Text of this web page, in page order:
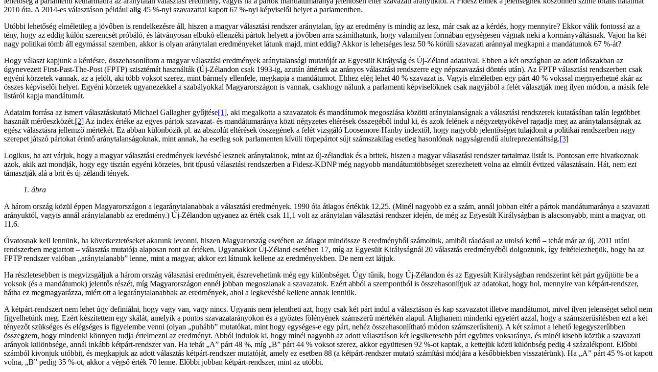
2010 óta. A 2014-es választáson például alig 45 %-nyi szavazattal kapott 67 %-nyi képviselői helyet a parlamentben.
Utóbbi lehetőség elméletileg a jövőben is rendelkezésre áll, hiszen a magyar választási rendszer aránytalan, így az eredmény is mindig az lesz, már csak az a kérdés, hogy mennyire? Ekkor válik fontossá az a
tény, hogy az eddig külön szerencsét próbáló, és látványosan elbukó ellenzéki pártok helyett a jövőben arra számíthatunk, hogy valamilyen formában egységesen vágnak neki a kormányváltásnak. Vajon ha két
nagy politikai tömb áll egymással szemben, akkor is olyan aránytalan eredményeket látunk majd, mint eddig? Akkor is lehetséges lesz 50 % körüli szavazati aránnyal megkapni a mandátumok 67 %-át?
Hogy választ kapjunk a kérdésre, összehasonlítom a magyar választási eredmények aránytalansági mutatóját az Egyesült Királyság és Új-Zéland adataival. Ebben a két országban az adott időszakban az
úgynevezett First-Past-The-Post (FPTP) szisztémát használták (Új-Zélandon csak 1993-ig, azután áttértek az arányos választási rendszerre egy népszavazási döntés után). Az FPTP választási rendszerben csak
egyéni körzetek vannak, az a jelölt, aki több voksot szerez, mint bármely ellenfele, megkapja a mandátumot. Ehhez elég lehet 40 % szavazat is. Vagyis elméletben egy párt 40 % vokssal megnyerhetné akár az
összes képviselői helyet. Egyéni körzetek ugyanezekkel a szabályokkal Magyarországon is vannak, csakhogy nálunk a parlamenti képviselőknek csak nagyjából a felét választják meg ilyen módon, a másik fele
listáról kapja mandátumát.
Adataim forrása az ismert választáskutató Michael Gallagher gyűjtése[1], aki megalkotta a szavazatok és mandátumok megoszlása közötti aránytalanságnak a választási rendszerek kutatásában talán legtöbbet
használt mérőeszközét.[2] Az index értéke az egyes pártok szavazat- és mandátumaránya közti négyzetes eltérések összegéből indul ki, és azok felének a négyzetgyökével ragadja meg az aránytalanságnak az
egész választásra jellemző mértékét. Ez abban különbözik pl. az abszolút eltérések összegének a felét vizsgáló Loosemore-Hanby indextől, hogy nagyobb jelentőséget tulajdonít a politikai rendszerben nagy
szerepet játszó pártokat érintő aránytalanságoknak, mint annak, ha esetleg sok parlamenten kívüli törpepártot sújt számszakilag esetleg hasonlónak nagyságrendű alulreprezentáltság.[3]
Logikus, ha azt várjuk, hogy a magyar választási eredmények kevésbé lesznek aránytalanok, mint az új-zélandiak és a britek, hiszen a magyar választási rendszer tartalmaz listát is. Pontosan erre hivatkoznak
azok, akik azt mondják, hogy egy tisztán egyéni körzetes, brit típusú választási rendszerben a Fidesz-KDNP még nagyobb mandátumtöbbséget szerezhetett volna az elmúlt évtized választásain. Hát, nem ezt
támasztják alá a brit és új-zélandi tények.
1. ábra
A három ország közül éppen Magyarországon a legaránytalanabbak a választási eredmények. 1990 óta átlagos értékük 12,25. (Minél nagyobb ez a szám, annál jobban eltér a pártok mandátumaránya a szavazati
arányuktól, vagyis annál aránytalanabb az eredmény.) Új-Zélandon ugyanez az érték csak 11,1 volt az aránytalan választási rendszer idején, de még az Egyesült Királyságban is alacsonyabb, mint a magyar, ott
11,6.
Óvatosnak kell lennünk, ha következtetéseket akarunk levonni, hiszen Magyarország esetében az átlagot mindössze 8 eredményből számoltuk, amiből ráadásul az utolsó kettő – tehát már az új, 2011 utáni
rendszerben megtartott – választás mutatója alaposan ront az értéken. Ugyanakkor Új-Zéland esetében 17, míg az Egyesült Királyságnál 20 választás eredményéből dolgoztunk, így feltételezhetjük, hogy ha az
FPTP rendszer valóban „aránytalanabb” lenne, mint a magyar, akkor ezt látnunk kellene az eredményekben. De nem ezt látjuk.
Ha részletesebben is megvizsgáljuk a három ország választási eredményeit, észrevehetünk még egy különbséget. Úgy tűnik, hogy Új-Zélandon és az Egyesült Királyságban rendszerint két párt gyűjtötte be a
voksok (és a mandátumok) jelentős részét, míg Magyarországon ennél jobban megoszlanak a szavazatok. Ezért abból a szempontból is összehasonlítjuk az adatokat, hogy hol, mennyire van kétpárt-rendszer,
hátha ez megmagyarázza, miért ott a legaránytalanabbak az eredmények, ahol a legkevésbé kellene annak lenniük.
A kétpárt-rendszert nem lehet úgy definiálni, hogy vagy van, vagy nincs. Ugyanis nem jelentheti azt, hogy csak két párt indul a választáson és kap szavazatot illetve mandátumot, mivel ilyen jelenséget sehol nem
figyelhetünk meg. Ezért készítettem egy skálát, amelyik a pontos szavazatarányokon és a győztes fölényének számszerű mértékén alapul. Alighanem mindenki egyetért azzal, hogy a számszerűsítésben ezt a két
tényezőt szükséges és elégséges is figyelembe venni (olyan „puhább” mutatókat, mint hogy egységes-e egy párt, nehéz összehasonlítható módon számszerűsíteni). A két számot a lehető legegyszerűbben
összegzem, hogy mindenki könnyen tudja értelmezni az eredményt. Abból indulok ki, hogy minél nagyobb az adott választáson két legsikeresebb párt együttes voksaránya, és minél kisebb köztük a szavazati
arányok különbsége, annál inkább kétpárt-rendszer van. Ha tehát „A” párt 48 %, míg „B” párt 44 % voksot szerez, akkor együttesen 92 %-ot kaptak, a kettejük közti különbség pedig 4 százalékpont. Előbbi
számból kivonjuk utóbbit, és megkapjuk az adott választás kétpárt-rendszer mutatóját, amely ez esetben 88 (a kétpárt-rendszer mutató számítási módjára a későbbiekben visszatérünk). Ha „A” párt 45 %-ot kapott
volna, „B” pedig 35 %-ot, akkor a végső érték 70 lenne. Előbbi jobban kétpárt-rendszer, mint az utóbbi.